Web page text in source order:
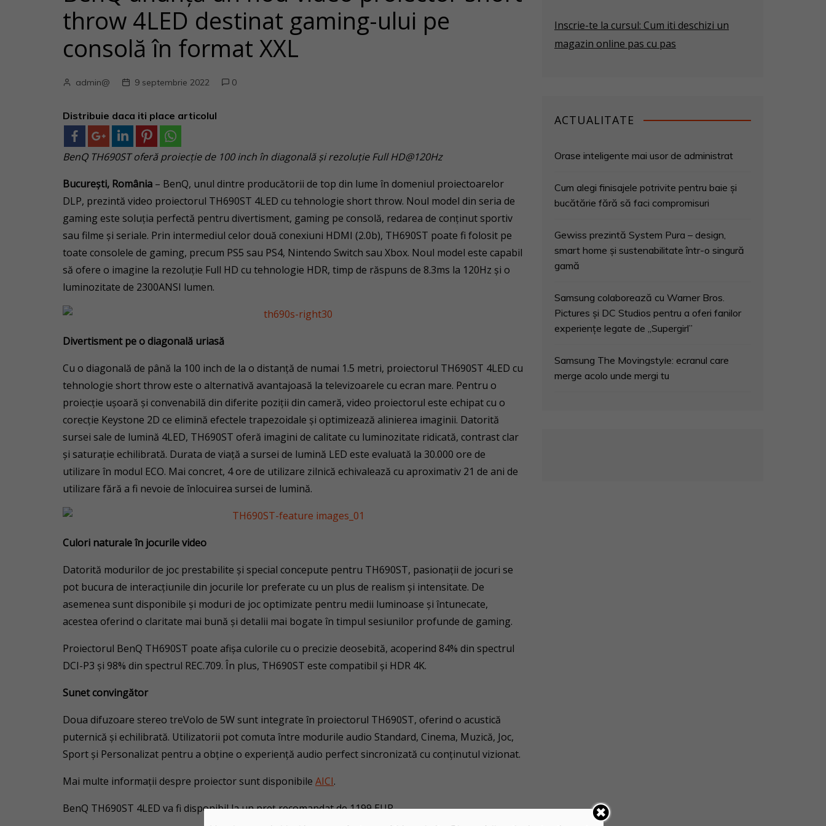
throw 4LED destinat gaming-ului pe
consolă în format XXL
admin@ 9 septembrie 2022 0
Distribuie daca iti place articolul
BenQ TH690ST oferă proiecţie de 100 inch în diagonală şi rezoluţie Full HD@120Hz
București, România – BenQ, unul dintre producătorii de top din lume în domeniul proiectoarelor
DLP, prezintă video proiectorul TH690ST 4LED cu tehnologie short throw. Noul model din seria de
gaming este soluția perfectă pentru divertisment, gaming pe consolă, redarea de conținut sportiv
sau filme și seriale. Prin intermediul celor două conexiuni HDMI (2.0b), TH690ST poate fi folosit pe
toate consolele de gaming, precum PS5 sau PS4, Nintendo Switch sau Xbox. Noul model este capabil
să ofere o imagine la rezoluție Full HD cu tehnologie HDR, timp de răspuns de 8.3ms la 120Hz și o
luminozitate de 2300ANSI lumen.
Divertisment pe o diagonală uriasă
Cu o diagonală de până la 100 inch de la o distanță de numai 1.5 metri, proiectorul TH690ST 4LED cu
tehnologie short throw este o alternativă avantajoasă la televizoarele cu ecran mare. Pentru o
proiecție ușoară și convenabilă din diferite poziții din cameră, video proiectorul este echipat cu o
corecție Keystone 2D ce elimină efectele trapezoidale și optimizează alinierea imaginii. Datorită
sursei sale de lumină 4LED, TH690ST oferă imagini de calitate cu luminozitate ridicată, contrast clar
și saturație echilibrată. Durata de viață a sursei de lumină LED este evaluată la 30.000 ore de
utilizare în modul ECO. Mai concret, 4 ore de utilizare zilnică echivalează cu aproximativ 21 de ani de
utilizare fără a fi nevoie de înlocuirea sursei de lumină.
Culori naturale în jocurile video
Datorită modurilor de joc prestabilite și special concepute pentru TH690ST, pasionaţii de jocuri se
pot bucura de interacțiunile din jocurile lor preferate cu un plus de realism și intensitate. De
asemenea sunt disponibile şi moduri de joc optimizate pentru medii luminoase și întunecate,
acestea oferind o claritate mai bună și detalii mai bogate în timpul sesiunilor profunde de gaming.
Proiectorul BenQ TH690ST poate afișa culorile cu o precizie deosebită, acoperind 84% din spectrul
DCI-P3 și 98% din spectrul REC.709. În plus, TH690ST este compatibil și HDR 4K.
Sunet convingător
Doua difuzoare stereo treVolo de 5W sunt integrate în proiectorul TH690ST, oferind o acustică
puternică și echilibrată. Utilizatorii pot comuta între modurile audio Standard, Cinema, Muzică, Joc,
Sport și Personalizat pentru a obține o experiență audio perfect sincronizată cu conținutul vizionat.
Mai multe informații despre proiector sunt disponibile AICI.
BenQ TH690ST 4LED va fi disponibil la un preţ recomandat de 1199 EUR.
Inscrie-te la cursul: Cum iti deschizi un
magazin online pas cu pas
ACTUALITATE
Orase inteligente mai usor de administrat
Cum alegi finisajele potrivite pentru baie și
bucătărie fără să faci compromisuri
Gewiss prezintă System Pura – design,
smart home și sustenabilitate într-o singură
gamă
Samsung colaborează cu Warner Bros.
Pictures și DC Studios pentru a oferi fanilor
experiențe legate de „Supergirl”
Samsung The Movingstyle: ecranul care
merge acolo unde mergi tu